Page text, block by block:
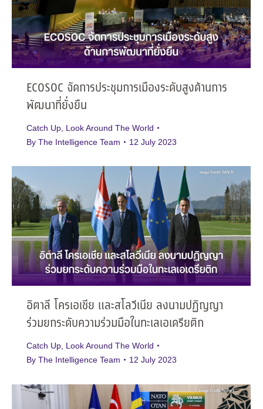
ECOSOC จัดการประชุมการเมืองระดับสูงด้านการ
พัฒนาที่ยั่งยืน
Catch Up Look Around The World
By The Intelligence Team 12 July 2023
อิตาลี โครเอเชีย และสโลวีเนีย ลงนามปฏิญญา
ร่วมยกระดับความร่วมมือในทะเลเอเดรียติก
Catch Up Look Around The World
By The Intelligence Team 12 July 2023